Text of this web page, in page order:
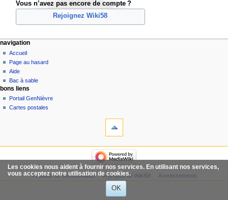
Vous n’avez pas encore de compte ?
Rejoignez Wiki58
Les cookies nous aident à fournir nos services. En utilisant nos services,
vous acceptez notre utilisation de cookies.
OK
navigation
Accueil
Page au hasard
Aide
Bac à sable
bons liens
Portail GenNièvre
Cartes postales
Politique de confidentialité À propos de Wiki58 Avertissements